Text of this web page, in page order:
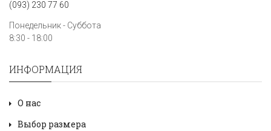
(093) 230 77 60
Понедельник - Суббота
8:30 - 18:00
ИНФОРМАЦИЯ
О нас
Выбор размера